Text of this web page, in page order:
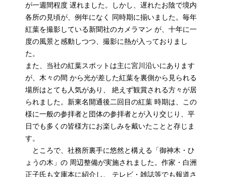
が一週間程度 遅れました。しかし、遅れたお陰で境内
各所の見頃が、例年になく 同時期に揃いました。毎年
紅葉を撮影している新聞社のカメラマン が、十年に一
度の風景と感動しつつ、撮影に熱が入っておりまし
た。
また、当社の紅葉スポットは主に宮川沿いにあります
が、木々の間 から光が差した紅葉を裏側から見られる
場所はとても人気があり、 絶えず観賞される方々が居
られました。新東名開通後二回目の紅葉 時期は、この
様に一般の参拝者と団体の参拝者とが入り交じり、平
日でも多くの皆様方にお楽しみを戴いたことと存じま
す。
ところで、社務所裏手に悠然と構える「御神木・ひ
ょうの木」の 周辺整備が実施されました。作家・白洲
正子氏も文庫本に紹介し、 テレビ・雑誌等でも報道さ